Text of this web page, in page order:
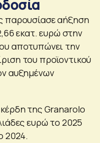
παρουσίασε αήξηση
εκατ. ευρώ στην
αποτυπώνει την
του προϊοντικού
αυξημένων
της Granarolo
ευρώ το 2025
2024.